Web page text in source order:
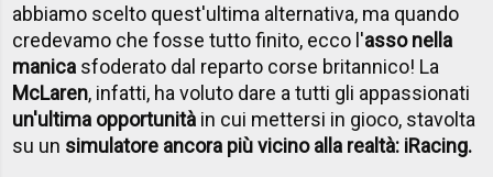
abbiamo scelto quest'ultima alternativa, ma quando
credevamo che fosse tutto finito, ecco l'asso nella
manica sfoderato dal reparto corse britannico! La
McLaren, infatti, ha voluto dare a tutti gli appassionati
un'ultima opportunità in cui mettersi in gioco, stavolta
su un simulatore ancora più vicino alla realtà: iRacing.